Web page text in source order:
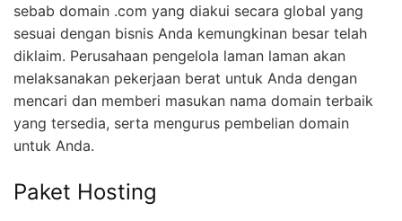
sebab domain .com yang diakui secara global yang
sesuai dengan bisnis Anda kemungkinan besar telah
diklaim. Perusahaan pengelola laman laman akan
melaksanakan pekerjaan berat untuk Anda dengan
mencari dan memberi masukan nama domain terbaik
yang tersedia, serta mengurus pembelian domain
untuk Anda.
Paket Hosting